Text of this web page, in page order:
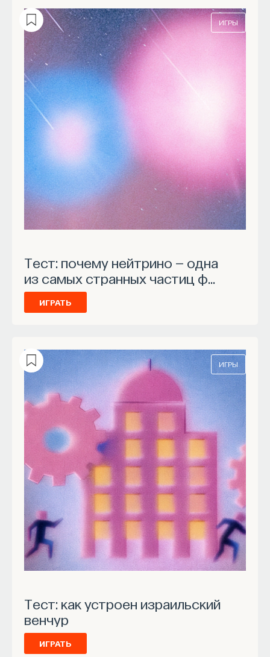
ИГРЫ
Тест: почему нейтрино — одна
из самых странных частиц ф…
ИГРАТЬ
ИГРЫ
Тест: как устроен израильский
венчур
ИГРАТЬ